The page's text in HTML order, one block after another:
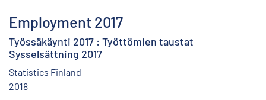
Employment 2017
Työssäkäynti 2017 : Työttömien taustat
Sysselsättning 2017
Statistics Finland
2018